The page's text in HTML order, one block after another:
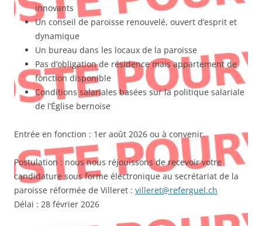
innovants
Un conseil de paroisse renouvelé, ouvert d’esprit et
dynamique
Un bureau dans les locaux de la paroisse
Pas d’obligation de résidence mais appartement de
fonction disponible
Conditions salariales basées sur la politique salariale
de l’Église bernoise
Entrée en fonction : 1er août 2026 ou à convenir.
Postulation : nous nous réjouissons de recevoir votre
candidature sous forme électronique au secrétariat de la
paroisse réformée de Villeret : villeret@referguel.ch
Délai : 28 février 2026